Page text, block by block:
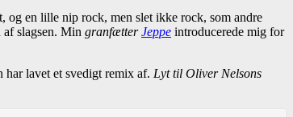
og en lille nip rock, men slet ikke rock, som andre
slagsen. Min granfætterJeppe introducerede mig for
har lavet et svedigt remix af. Lyt til Oliver Nelsons